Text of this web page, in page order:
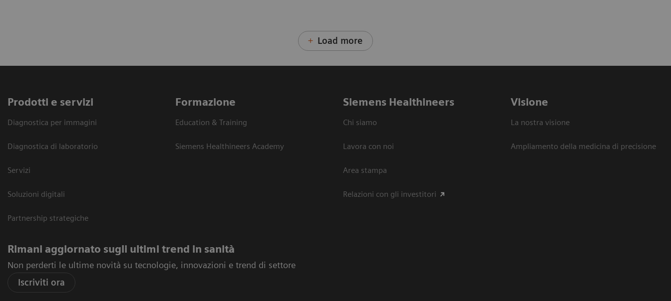
Load more
Prodotti e servizi
Diagnostica per immagini
Diagnostica di laboratorio
Servizi
Soluzioni digitali
Partnership strategiche
Formazione
Education & Training
Siemens Healthineers Academy
Siemens Healthineers
Chi siamo
Lavora con noi
Area stampa
Relazioni con gli investitori
Visione
La nostra visione
Ampliamento della medicina di precisione
Rimani aggiornato sugli ultimi trend in sanità
Non perderti le ultime novità su tecnologie, innovazioni e trend di settore
Iscriviti ora